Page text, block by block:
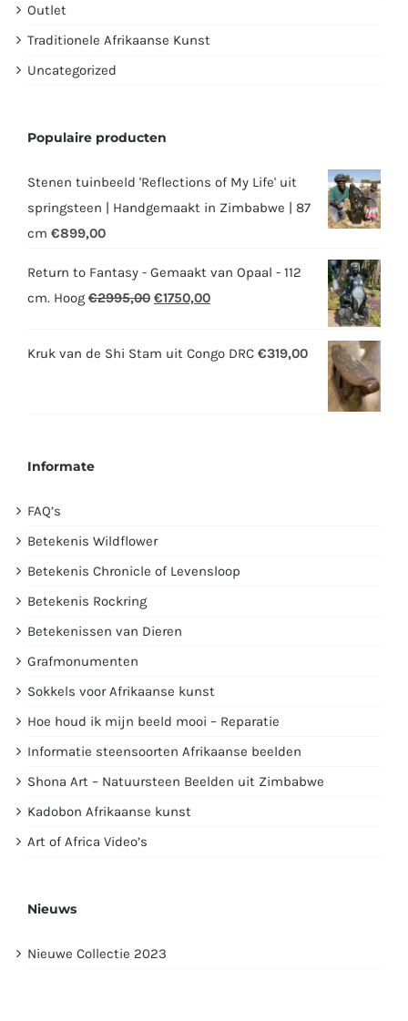
Outlet
Traditionele Afrikaanse Kunst
Uncategorized
Populaire producten
Stenen tuinbeeld 'Reflections of My Life' uit
springsteen | Handgemaakt in Zimbabwe | 87
cm €899,00
Return to Fantasy - Gemaakt van Opaal - 112
cm. Hoog €2995,00 Oorspronkelijke
was:
€1750,00Huidige
is:
Kruk van de Shi Stam uit Congo DRC €319,00
Informate
FAQ’s
Betekenis Wildflower
Betekenis Chronicle of Levensloop
Betekenis Rockring
Betekenissen van Dieren
Grafmonumenten
Sokkels voor Afrikaanse kunst
Hoe houd ik mijn beeld mooi – Reparatie
Informatie steensoorten Afrikaanse beelden
Shona Art – Natuursteen Beelden uit Zimbabwe
Kadobon Afrikaanse kunst
Art of Africa Video’s
Nieuws
Nieuwe Collectie 2023